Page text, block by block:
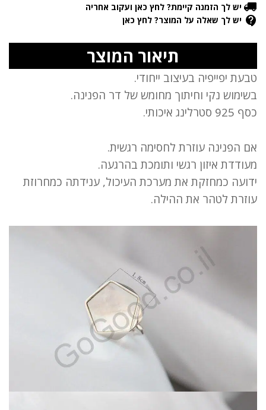
יש לך הזמנה קיימת? לחץ כאן ועקוב אחריה
יש לך שאלה על המוצר? לחץ כאן
תיאור המוצר
טבעת יפייפיה בעיצוב ייחודי.
בשימוש נקי וחיתוך מחומש של דר הפנינה.
כסף 925 סטרלינג איכותי.
אם הפנינה עוזרת לחסימה רגשית.
מעודדת איזון רגשי ותומכת בהרגעה.
ידועה כמחזקת את מערכת העיכול, ענידתה כמחרוזת
עוזרת לטהר את ההילה.